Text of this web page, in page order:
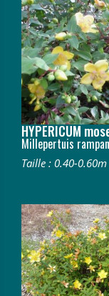
HYPERICUM
Millepertuis
Taille : 0.40-0.60m